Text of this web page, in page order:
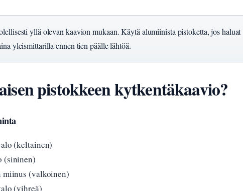
yllä olevan kaavion mukaan. Käytä alumiinista pistoketta, jos haluat
yleismittarilla ennen tien päälle lähtöä.
pistokkeen kytkentäkaavio?
(keltainen)
(sininen)
miinus (valkoinen)
(vihreä)